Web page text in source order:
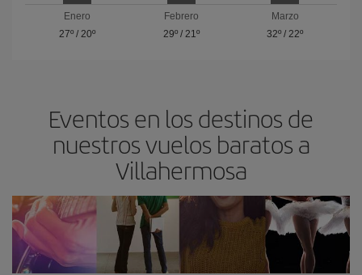
Enero
27º/ 20º
Febrero
29º/ 21º
Marzo
32º /22º
Eventos en los destinos de
nuestros vuelos baratos a
Villahermosa